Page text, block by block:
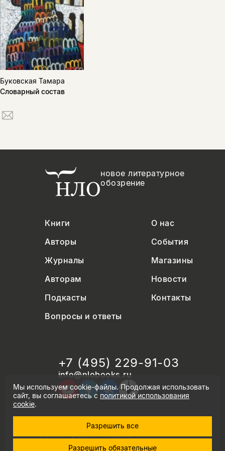
Буковская Тамара
Словарный состав
новое литературное
обозрение
Книги
О нас
Авторы
События
Журналы
Магазины
Авторам
Новости
Подкасты
Контакты
Вопросы и ответы
+7 (495) 229-91-03
info@nlobooks.ru
© Новое литературное обозрение. 2026
правила продажи товаров
Мы используем cookie-файлы. Продолжая использовать
сайт, вы соглашаетесь сполитикой использования
cookie.
Разрешить все
Разрешить обязательные